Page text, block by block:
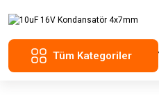
Tüm Kategoriler